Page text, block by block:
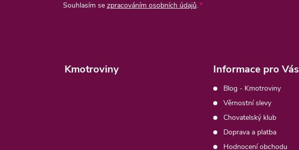
Souhlasím se zpracováním osobních údajů.
Kmotroviny Informace pro Vás
Blog - Kmotroviny
Věrnostní slevy
Chovatelský klub
Doprava a platba
Hodnocení obchodu